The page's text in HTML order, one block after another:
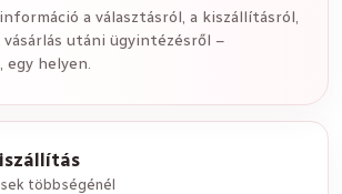
a választásról, a kiszállításról,
utáni ügyintézésről –
helyen.
többségénél